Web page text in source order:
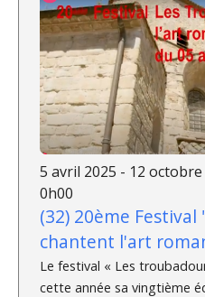
5 avril 2025 - 12 octobre
0h00
(32) 20ème
chantent l'art
Le festival « Les
cette année sa vingtième